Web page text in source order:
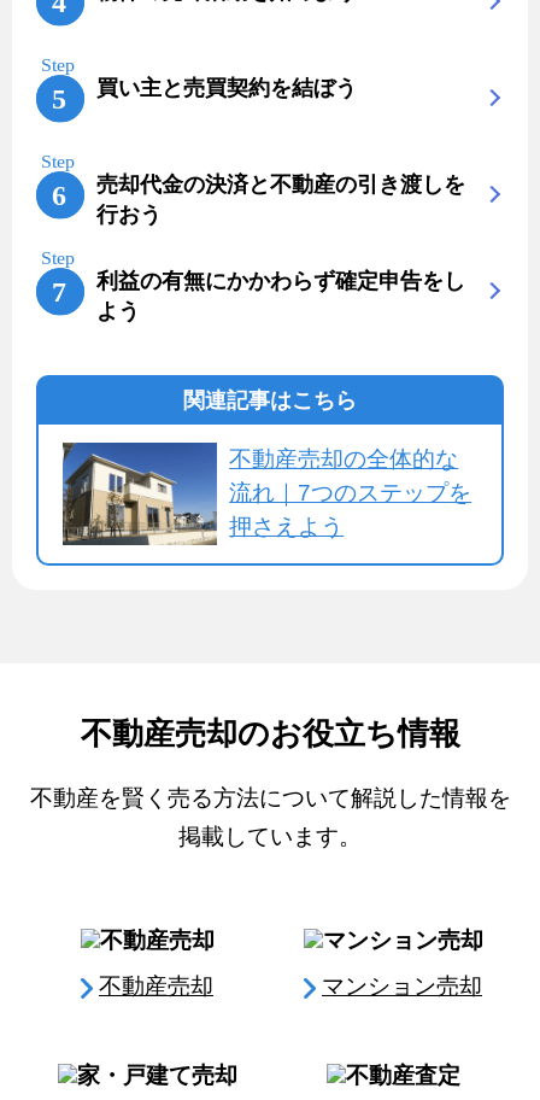
買い主と売買契約を結ぼう
売却代金の決済と不動産の引き渡しを
行おう
利益の有無にかかわらず確定申告をし
よう
関連記事はこちら
不動産売却の全体的な
流れ｜7つのステップを
押さえよう
不動産売却のお役立ち情報
不動産を賢く売る方法について解説した情報を
掲載しています。
不動産売却 マンション売却